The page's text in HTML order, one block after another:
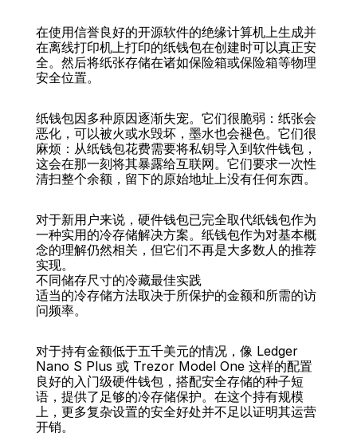
在使用信誉良好的开源软件的绝缘计算机上生成并
在离线打印机上打印的纸钱包在创建时可以真正安
全。然后将纸张存储在诸如保险箱或保险箱等物理
安全位置。
纸钱包因多种原因逐渐失宠。它们很脆弱：纸张会
恶化，可以被火或水毁坏，墨水也会褪色。它们很
麻烦：从纸钱包花费需要将私钥导入到软件钱包，
这会在那一刻将其暴露给互联网。它们要求一次性
清扫整个余额，留下的原始地址上没有任何东西。
对于新用户来说，硬件钱包已完全取代纸钱包作为
一种实用的冷存储解决方案。纸钱包作为对基本概
念的理解仍然相关，但它们不再是大多数人的推荐
实现。
不同储存尺寸的冷藏最佳实践
适当的冷存储方法取决于所保护的金额和所需的访
问频率。
对于持有金额低于五千美元的情况，像 Ledger
Nano S Plus 或 Trezor Model One 这样的配置
良好的入门级硬件钱包，搭配安全存储的种子短
语，提供了足够的冷存储保护。在这个持有规模
上，更多复杂设置的安全好处并不足以证明其运营
开销。